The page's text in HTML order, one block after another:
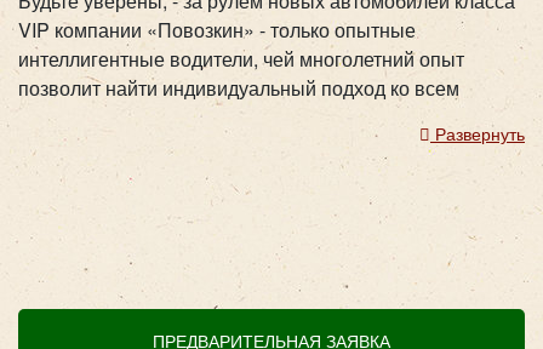
ПРЕДВАРИТЕЛЬНАЯ ЗАЯВКА
VIP компании «Повозкин» - только опытные
интеллигентные водители, чей многолетний опыт
позволит найти индивидуальный подход ко всем
клиентам.
Iveco Daily
Развернуть